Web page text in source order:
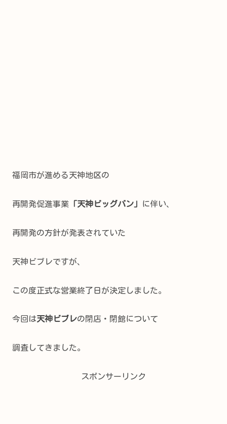
福岡市が進める天神地区の
再開発促進事業 「天神ビッグバン」 に伴い、
再開発の方針が発表されていた
天神ビブレですが、
この度正式な営業終了日が決定しました。
今回は天神ビブレの閉店・閉館について
調査してきました。
スポンサーリンク